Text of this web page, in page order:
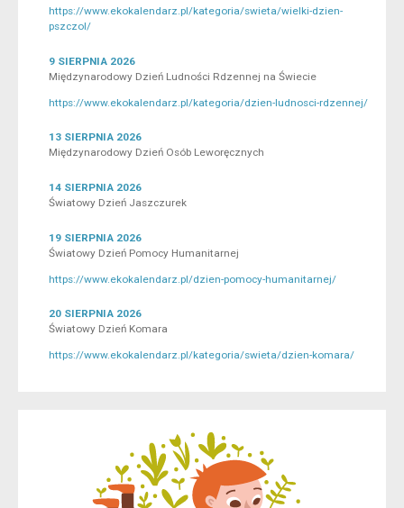
https://www.ekokalendarz.pl/kategoria/swieta/wielki-dzien-
pszczol/
9 SIERPNIA 2026
Międzynarodowy Dzień Ludności Rdzennej na Świecie
https://www.ekokalendarz.pl/kategoria/dzien-ludnosci-rdzennej/
13 SIERPNIA 2026
Międzynarodowy Dzień Osób Leworęcznych
14 SIERPNIA 2026
Światowy Dzień Jaszczurek
19 SIERPNIA 2026
Światowy Dzień Pomocy Humanitarnej
https://www.ekokalendarz.pl/dzien-pomocy-humanitarnej/
20 SIERPNIA 2026
Światowy Dzień Komara
https://www.ekokalendarz.pl/kategoria/swieta/dzien-komara/